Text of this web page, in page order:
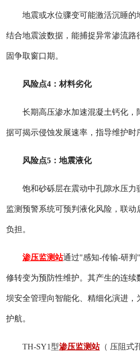
地震或水位骤变可能激活沉睡的
结合地震波数据，能捕捉异常渗流路
固争取窗口期。
风险点4 ：材料劣化
长期高压渗水加速混凝土钙化，
据可揭示侵蚀发展速率，指导维护时
风险点5 ：地震液化
饱和砂砾层在震动中孔隙水压力
监测预警系统可预判液化风险，联动
负担。
渗压监测站通过"感知-传输-研判 "
修转变为预防性维护。其产生的连续
坝安全管理向智能化、精细化演进，
护航。
TH-SY1型渗压监测站 （ 压阻式